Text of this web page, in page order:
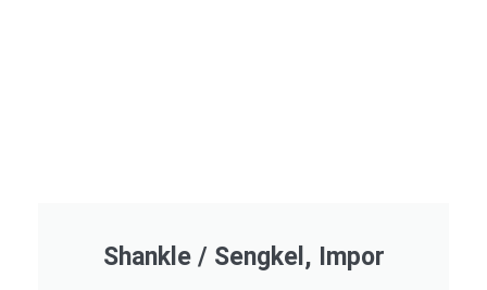
Shankle / Sengkel, Impor